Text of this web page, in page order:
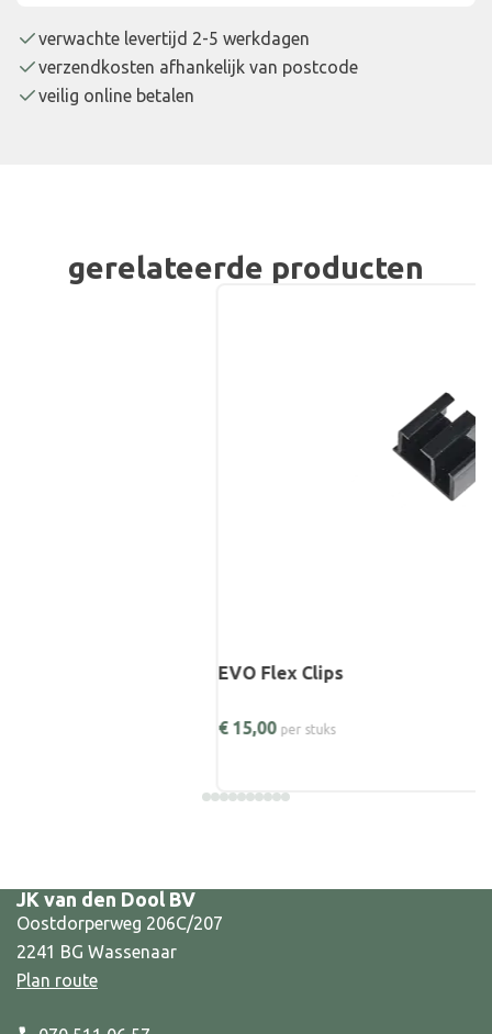
verwachte levertijd 2-5 werkdagen
verzendkosten afhankelijk van postcode
veilig online betalen
gerelateerde producten
JK van den Dool BV
Oostdorperweg 206C/207
2241 BG Wassenaar
Plan route